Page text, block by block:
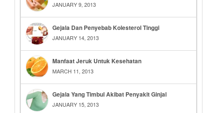
JANUARY 9, 2013
Gejala Dan Penyebab Kolesterol Tinggi
JANUARY 14, 2013
Manfaat Jeruk Untuk Kesehatan
MARCH 11, 2013
Gejala Yang Timbul Akibat Penyakit Ginjal
JANUARY 15, 2013